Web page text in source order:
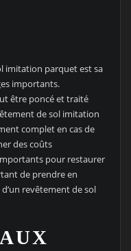
imitation parquet est sa
importants.
être poncé et traité
de sol imitation
complet en cas de
des coûts
pour restaurer
de prendre en
revêtement de sol